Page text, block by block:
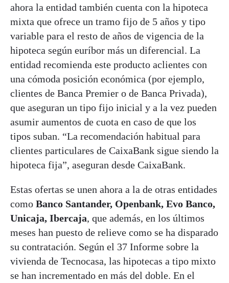
ahora la entidad también cuenta con la hipoteca
mixta que ofrece un tramo fijo de 5 años y tipo
variable para el resto de años de vigencia de la
hipoteca según euríbor más un diferencial. La
entidad recomienda este producto aclientes con
una cómoda posición económica (por ejemplo,
clientes de Banca Premier o de Banca Privada),
que aseguran un tipo fijo inicial y a la vez pueden
asumir aumentos de cuota en caso de que los
tipos suban. “La recomendación habitual para
clientes particulares de CaixaBank sigue siendo la
hipoteca fija”, aseguran desde CaixaBank.
Estas ofertas se unen ahora a la de otras entidades
como Banco Santander, Openbank, Evo Banco,
Unicaja, Ibercaja, que además, en los últimos
meses han puesto de relieve como se ha disparado
su contratación. Según el 37 Informe sobre la
vivienda de Tecnocasa, las hipotecas a tipo mixto
se han incrementado en más del doble. En el